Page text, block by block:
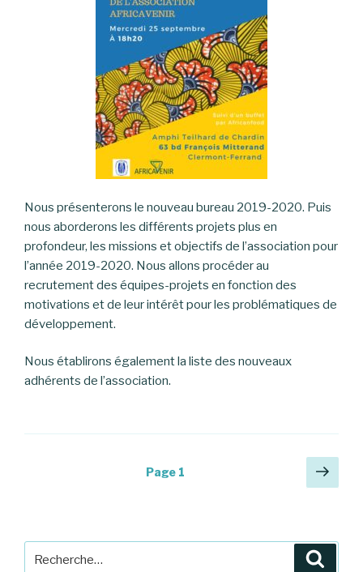
Nous présenterons le nouveau bureau 2019-2020. Puis
nous aborderons les différents projets plus en
profondeur, les missions et objectifs de l’association pour
l’année 2019-2020. Nous allons procéder au
recrutement des équipes-projets en fonction des
motivations et de leur intérêt pour les problématiques de
développement.
Nous établirons également la liste des nouveaux
adhérents de l’association.
Page 1